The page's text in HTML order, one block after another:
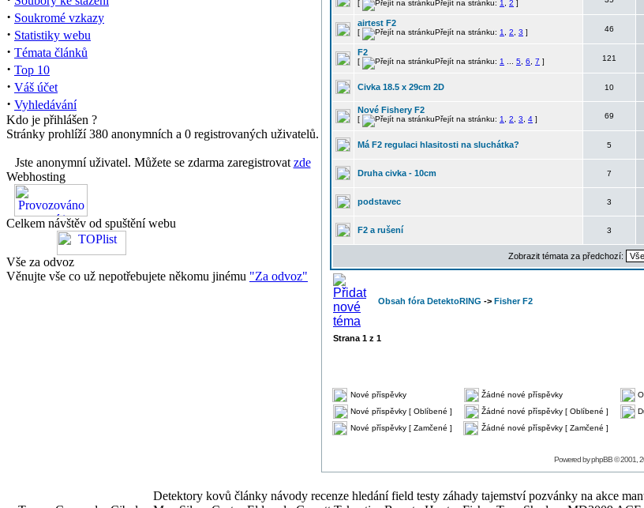
· Soukromé vzkazy
· Statistiky webu
· Témata článků
· Top 10
· Váš účet
· Vyhledávání
Kdo je přihlášen ?
Stránky prohlíží 380 anonymních a 0 registrovaných uživatelů.
Jste anonymní uživatel. Můžete se zdarma zaregistrovat zde
Webhosting
Celkem návštěv od spuštění webu
Vše za odvoz
Věnujte vše co už nepotřebujete někomu jinému "Za odvoz"
[ Přejít na stránku: 1 2 ]
airtest F2
[ Přejít na stránku: 1 2 3 ] 46
F2
[ Přejít na stránku: 1 5 6 7 ] 121
Civka 18.5 x 29cm 2D 10
Nové Fishery F2
[ Přejít na stránku: 1 2 3 4 ] 69
Má F2 regulaci hlasitosti na sluchátka? 5
Druha civka - 10cm 7
podstavec 3
F2 a rušení 3
Zobrazit témata za předchozí:
Obsah fóra DetektoRING -> Fisher F2
Strana 1 z 1
Nové příspěvky Žádné nové příspěvky
Nové příspěvky [ Oblíbené ]
Žádné nové příspěvky [ Oblíbené ]
Nové příspěvky [ Zamčené ]
Žádné nové příspěvky [ Zamčené ]
Powered byphpBB© 2001,
Detektory kovů články návody recenze hledání field testy záhady tajemství pozvánky na akce